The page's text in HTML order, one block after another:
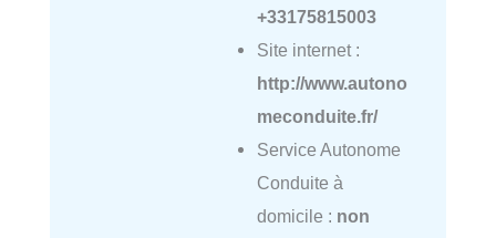
+33175815003
Site internet :
http://www.autono
meconduite.fr/
Service Autonome
Conduite à
domicile : non